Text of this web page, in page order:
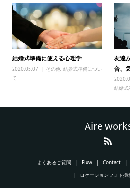
結婚式準備に使える心理学
2020.05.07 その他, 結婚式準備につい
て
友達
合、
結婚式
Aire
よくあるご質問 Flow Contact
ロケーションフォト撮